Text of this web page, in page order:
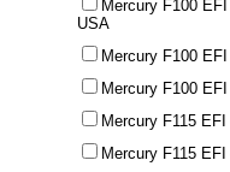
Mercury F100
USA
Mercury F100
Mercury F100
Mercury F115
Mercury F115